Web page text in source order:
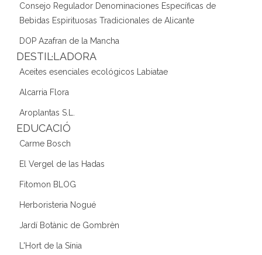
Consejo Regulador Denominaciones Específicas de
Bebidas Espirituosas Tradicionales de Alicante
DOP Azafran de la Mancha
DESTIL·LADORA
Aceites esenciales ecológicos Labiatae
Alcarria Flora
Aroplantas S.L.
EDUCACIÓ
Carme Bosch
El Vergel de las Hadas
Fitomon BLOG
Herboristeria Nogué
Jardí Botànic de Gombrèn
L'Hort de la Sínia